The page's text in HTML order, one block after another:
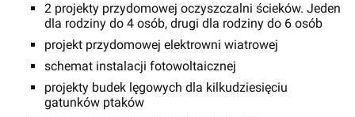
2 projekty przydomowej oczyszczalni ścieków. Jeden
dla rodziny do 4 osób, drugi dla rodziny do 6 osób
projekt przydomowej elektrowni wiatrowej
schemat instalacji fotowoltaicznej
projekty budek lęgowych dla kilkudziesięciu
gatunków ptaków